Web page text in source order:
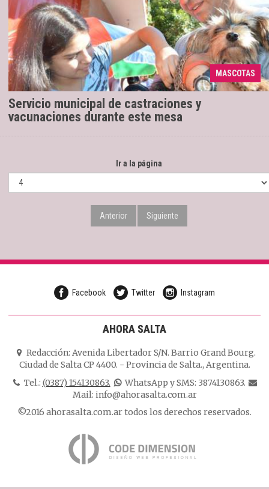
MASCOTAS
Servicio municipal de castraciones y
vacunaciones durante este mesa
06/02/2019 Para cada semana se brindarán turnos
para castración los lunes y viernes, de acuerdo a la
cantidad de cupos disponibles en los puestos fijos
de Laval ...
Ir a la página
Anterior Siguiente
Facebook Twitter Instagram
AHORA SALTA
Redacción: Avenida Libertador S/N. Barrio Grand Bourg.
Ciudad de Salta CP 4400. - Provincia de Salta., Argentina.
Tel.: (0387) 154130863.
WhatsApp y SMS: 3874130863.
Mail: info@ahorasalta.com.ar
©2016 ahorasalta.com.ar todos los derechos reservados.